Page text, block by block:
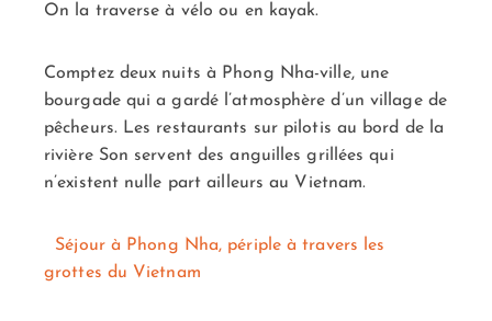
On la traverse à vélo ou en kayak.
Comptez deux nuits à Phong Nha-ville, une
bourgade qui a gardé l’atmosphère d’un village de
pêcheurs. Les restaurants sur pilotis au bord de la
rivière Son servent des anguilles grillées qui
n’existent nulle part ailleurs au Vietnam.
Séjour à Phong Nha, périple à travers les
grottes du Vietnam